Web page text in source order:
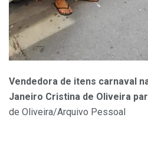
Vendedora de itens carnaval
Janeiro Cristina de Oliveira
de Oliveira/Arquivo Pessoal